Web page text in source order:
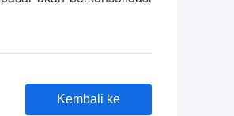
Kembali ke